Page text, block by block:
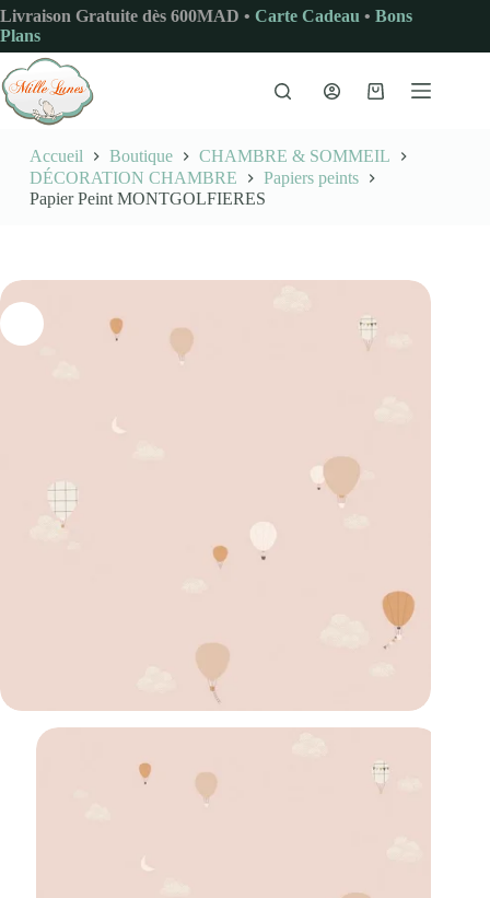
Passer
au
contenu
Livraison Gratuite dès 600MAD • Carte Cadeau • Bons
Plans
Panier
Accueil Boutique
CHAMBRE & SOMMEIL
DÉCORATION CHAMBRE
Papiers peints
Papier Peint MONTGOLFIERES